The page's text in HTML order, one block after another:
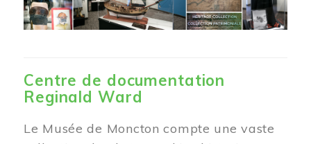
Centre de documentation
Reginald Ward
Le Musée de Moncton compte une vaste